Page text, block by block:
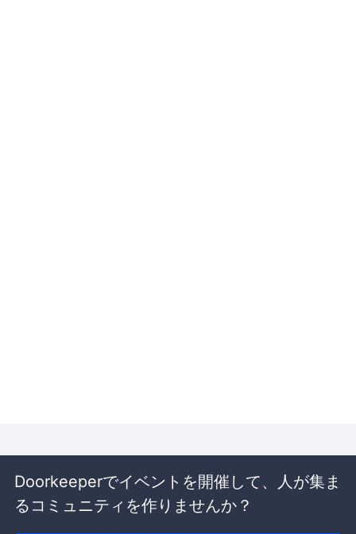
Doorkeeperでイベントを開催して、人が集ま
るコミュニティを作りませんか？